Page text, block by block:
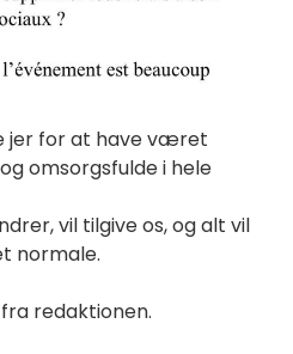
jer for at have været
omsorgsfulde i hele
vil tilgive os, og alt vil
normale.
redaktionen.